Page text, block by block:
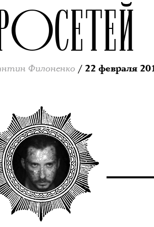
Филоненко / 22 февраля